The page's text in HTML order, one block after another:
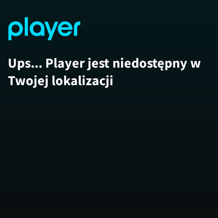
Ups... Player jest niedostępny w
Twojej lokalizacji